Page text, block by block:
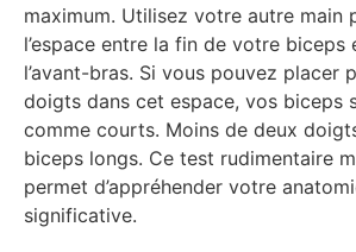
maximum. Utilisez votre autre main
l’espace entre la fin de votre biceps
l’avant-bras. Si vous pouvez placer
doigts dans cet espace, vos biceps
comme courts. Moins de deux
biceps longs. Ce test rudimentaire
permet d’appréhender votre
significative.